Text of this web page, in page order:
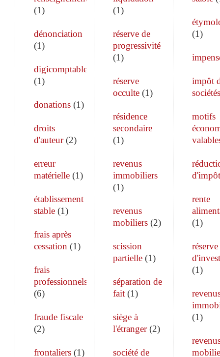
(1)
dénonciation
(1)
digicomptable
(1)
donations (1)
droits
d'auteur(2)
erreur
matérielle (1)
établissement
stable (1)
frais après
cessation (1)
frais
professionnels
(6)
fraude fiscale
(2)
frontaliers (1)
(1)
réserve de
progressivité
(1)
réserve
occulte(1)
résidence
secondaire
(1)
revenus
immobiliers
(1)
revenus
mobiliers(2)
scission
partielle(1)
séparation de
fait(1)
siège à
l'étranger(2)
société de
(1)
impôt
sociétés
motifs
d'impôt
rente
(1)
réserve
(1)
(1)